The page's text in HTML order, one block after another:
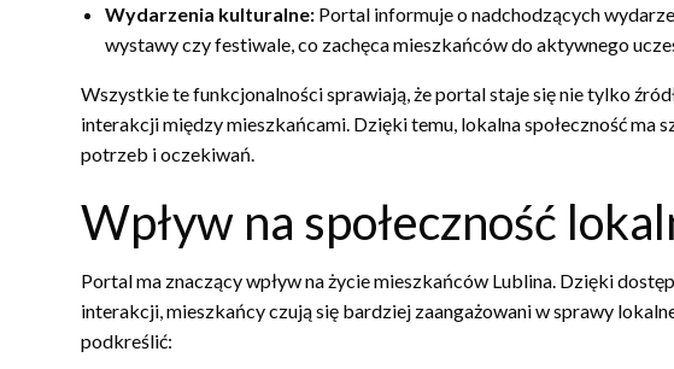
Wydarzenia kulturalne: Portal informuje o nadchodzących
wystawy czy festiwale, co zachęca mieszkańców do aktywnego
Wszystkie te funkcjonalności sprawiają, że portal staje się nie tylko
interakcji między mieszkańcami. Dzięki temu, lokalna społeczność ma
potrzeb i oczekiwań.
Wpływ na społeczność
Portal ma znaczący wpływ na życie mieszkańców Lublina. Dzięki
interakcji, mieszkańcy czują się bardziej zaangażowani w sprawy
podkreślić: